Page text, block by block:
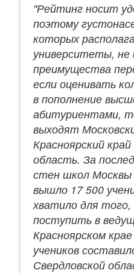
"Рейтинг носит
поэтому
которых
университеты,
преимущества
если оценивать
в пополнение
абитуриентами,
выходят
Красноярский
область. За
стен школ Москвы
вышло 17 500
хватило для
поступить в
Красноярском
учеников
Свердловской